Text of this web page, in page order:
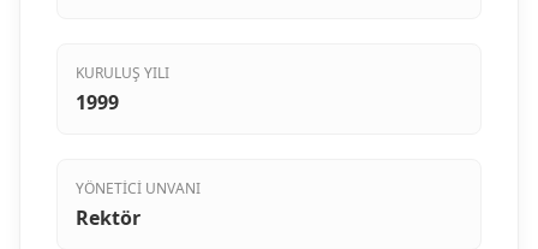
KURULUŞ YILI
1999
YÖNETICI UNVANI
Rektör